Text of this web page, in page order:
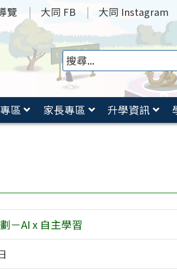
覽 大同 FB 大同 Instagram
區 家長專區 升學資訊
－AI x 自主學習